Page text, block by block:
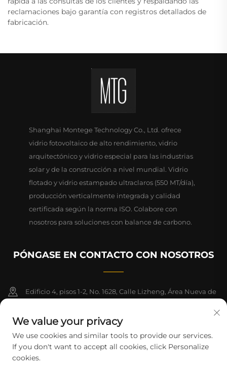
reclamaciones bajo garantía con registros detallados de
fabricación.
Shanghai Montege Technology Co., Ltd. ofrece
vidrio fotovoltaico de alto rendimiento, vidrio
arquitectónico y vidrio especial para las industrias
solar y de la construcción a nivel mundial. Vidrio
flotado y vidrio estampado ultraclaros (550 MT/día),
producción verticalmente integrada y calidad
certificada según la norma ISO. Colabore con
nosotros para soluciones con balance de carbono.
PÓNGASE EN CONTACTO CON NOSOTROS
Edificio 4, pisos 1-2, No. 1628, Calle Lizheng, Área Nueva de
+86-15124919712
[email protected]
We value your privacy
We use cookies and similar tools to provide our services.
If you don't want to accept all cookies, click Personalize
cookies.